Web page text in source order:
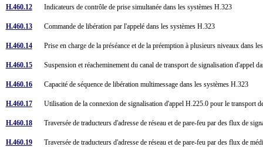
H.460.12 Indicateurs de contrôle de prise simultanée dans les systèmes H.323
H.460.13 Commande de libération par l'appelé dans les systèmes H.323
H.460.14 Prise en charge de la préséance et de la préemption à plusieurs niveaux dans
H.460.15 Suspension et réacheminement du canal de transport de signalisation d'appel
H.460.16 Capacité de séquence de libération multimessage dans les systèmes H.323
H.460.17 Utilisation de la connexion de signalisation d'appel H.225.0 pour le transport
H.460.18 Traversée de traducteurs d'adresse de réseau et de pare-feu par des flux de
H.460.19 Traversée de traducteurs d'adresse de réseau et de pare-feu par des flux de